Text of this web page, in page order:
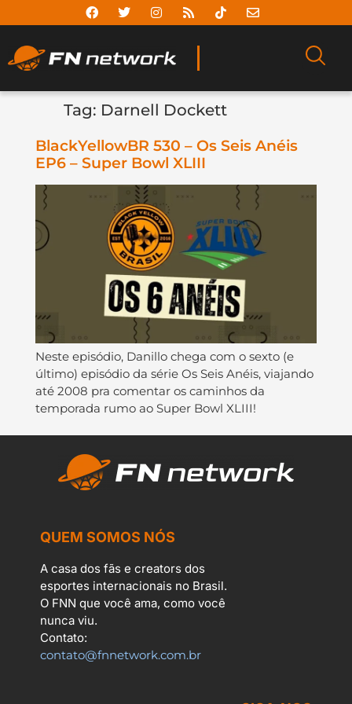
Tag: Darnell Dockett
BlackYellowBR 530 – Os Seis Anéis
EP6 – Super Bowl XLIII
Neste episódio, Danillo chega com o sexto (e
último) episódio da série Os Seis Anéis, viajando
até 2008 pra comentar os caminhos da
temporada rumo ao Super Bowl XLIII!
QUEM SOMOS NÓS
A casa dos fãs e creators dos
esportes internacionais no Brasil.
O FNN que você ama, como você
nunca viu.
Contato:
contato@fnnetwork.com.br